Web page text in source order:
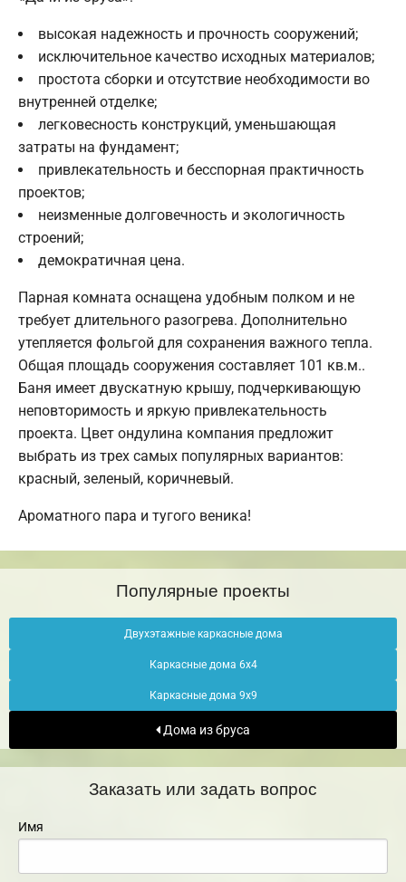
высокая надежность и прочность сооружений;
исключительное качество исходных материалов;
простота сборки и отсутствие необходимости во
внутренней отделке;
легковесность конструкций, уменьшающая
затраты на фундамент;
привлекательность и бесспорная практичность
проектов;
неизменные долговечность и экологичность
строений;
демократичная цена.
Парная комната оснащена удобным полком и не
требует длительного разогрева. Дополнительно
утепляется фольгой для сохранения важного тепла.
Общая площадь сооружения составляет 101 кв.м..
Баня имеет двускатную крышу, подчеркивающую
неповторимость и яркую привлекательность
проекта. Цвет ондулина компания предложит
выбрать из трех самых популярных вариантов:
красный, зеленый, коричневый.
Ароматного пара и тугого веника!
Популярные проекты
Двухэтажные каркасные дома
Каркасные дома 6х4
Каркасные дома 9х9
Дома из бруса
Заказать или задать вопрос
Имя